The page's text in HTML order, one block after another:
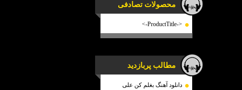
محصولات تصادفی
<-ProductTitle->
مطالب پربازدید
دانلود آهنگ بغلم کن علی